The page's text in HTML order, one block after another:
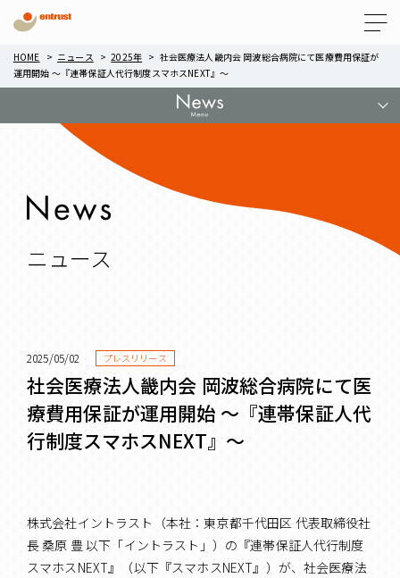
HOME ニュース 2025年
社会医療法人畿内会 岡波総合病院にて医療費用保証が
運用開始 ～『連帯保証人代行制度スマホスNEXT』～
ニュース
2025/05/02 プレスリリース
社会医療法人畿内会 岡波総合病院にて医
療費用保証が運用開始 ～『連帯保証人代
行制度スマホスNEXT』～
株式会社イントラスト（本社：東京都千代田区 代表取締役社
長 桑原 豊 以下「イントラスト」）の『連帯保証人代行制度
スマホスNEXT』（以下『スマホスNEXT』）が、社会医療法